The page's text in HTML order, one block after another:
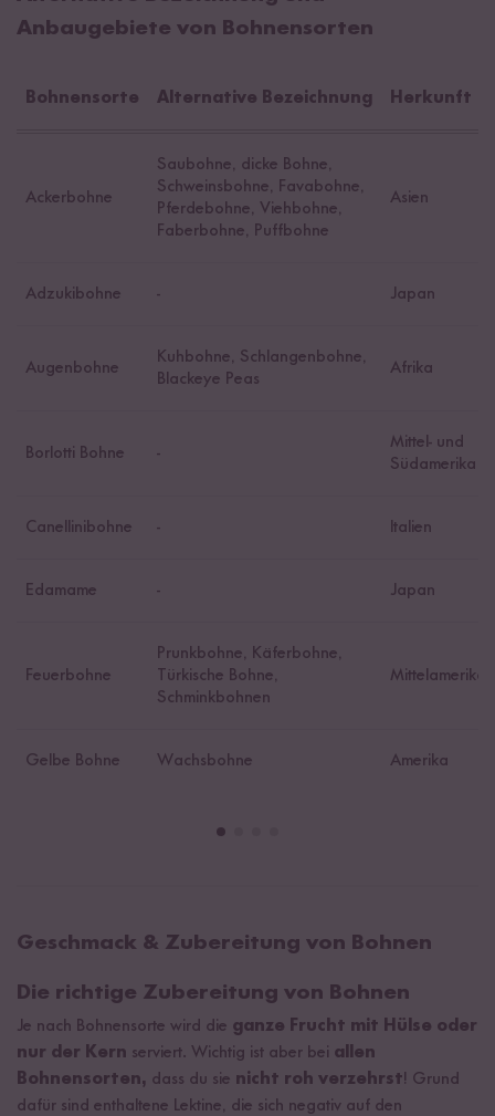
Anbaugebiete von Bohnensorten
Bohnensorte Alternative Bezeichnung Herkunft
Ackerbohne
Saubohne, dicke Bohne,
Schweinsbohne, Favabohne,
Pferdebohne, Viehbohne,
Faberbohne, Puffbohne
Asien
Adzukibohne - Japan
Augenbohne
Kuhbohne, Schlangenbohne,
Blackeye Peas
Afrika
Borlotti Bohne -
Mittel- und
Südamerika
Canellinibohne - Italien
Edamame - Japan
Feuerbohne
Prunkbohne, Käferbohne,
Türkische Bohne,
Schminkbohnen
Mittelamerika
Gelbe Bohne Wachsbohne Amerika
Geschmack & Zubereitung von Bohnen
Die richtige Zubereitung von Bohnen
Je nach Bohnensorte wird die ganze Frucht mit Hülse oder
nur der Kern serviert. Wichtig ist aber bei allen
Bohnensorten, dass du sie nicht roh verzehrst! Grund
dafür sind enthaltene Lektine, die sich negativ auf den